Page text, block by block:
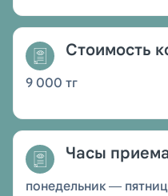
Стоимость
9 000 тг
Часы
понедельник —